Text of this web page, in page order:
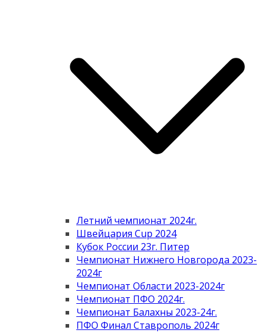
Летний чемпионат 2024г.
Швейцария Cup 2024
Кубок России 23г. Питер
Чемпионат Нижнего Новгорода 2023-
2024г
Чемпионат Области 2023-2024г
Чемпионат ПФО 2024г.
Чемпионат Балахны 2023-24г.
ПФО Финал Ставрополь 2024г